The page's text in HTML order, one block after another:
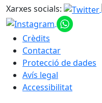
Xarxes socials:
Crèdits
Contactar
Protecció de dades
Avís legal
Accessibilitat